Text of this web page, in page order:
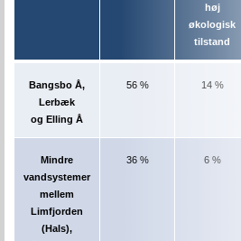
høj
økologisk
tilstand
Bangsbo Å,
Lerbæk
og Elling Å
56 % 14 %
Mindre
vandsystemer
mellem
Limfjorden
(Hals),
36 % 6 %